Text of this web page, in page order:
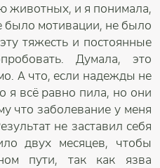
животных, и я понимала,
было мотивации, не было
тяжесть и постоянные
Думала, это
А что, если надежды не
я всё равно пила, но они
что заболевание у меня
не заставил себя
двух месяцев, чтобы
пути, так как язва